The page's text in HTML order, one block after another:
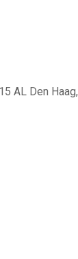
AL Den Haag,